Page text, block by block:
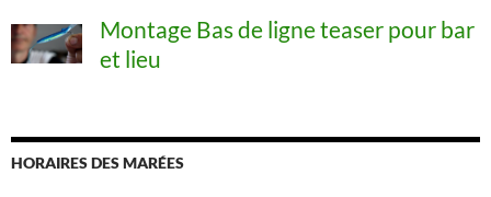
Montage Bas de ligne teaser pour bar
et lieu
HORAIRES DES MARÉES